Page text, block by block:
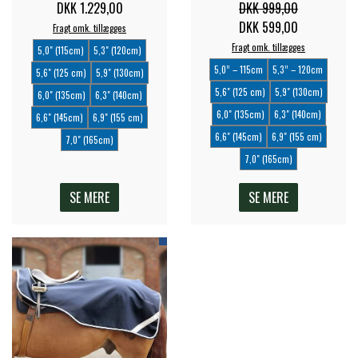
TERAPI PRODUKTER
HUER & HALSTØRKLÆDER
GAVEARTIKLER VOKSNE
INSEKTBESKYTTELSE
HESTEBOLCHER & TREATS
TILSKUD & VITAMINER
SKO & SMEDEVÆRKTØJ
TRAVDÆKKEN & TILBEHØR
SKO & VÆRKTØJ
VOGNE & TILBEHØR
PONYTRAV
MONTÉ
GALOP
PREMIER EQUINE LINERS & DÆKKEN
TILBEHØR
PREMIER EQUINE WALKER & RIDEDÆKKEN
PREMIER EQUINE INSEKTBESKYTTELSE
PREMIER EQUINE MAGNET & INFRARØD
TERAPI
PREMIER EQUINE GRIMER & TRÆKTOV
PREMIER EQUINE TRENSE & TILBEHØR
CARR & DAY & MARTIN
FENWICK LIQUID TITANIUM®
FINNTACK
DKK 1.229,00
Fragt omk. tillægges
5,0" (115cm)
5,3" (120cm)
5,6" (125 cm)
5,9" (130cm)
6,0" (135cm)
6,3" (140cm)
6,6" (145cm)
6,9" (155 cm)
7,0" (165cm)
SE MERE
DKK 999,00
DKK 599,00
Fragt omk. tillægges
5,0” – 115cm
5,3” – 120cm
5,6" (125 cm)
5,9" (130cm)
6,0" (135cm)
6,3" (140cm)
6,6" (145cm)
6,9" (155 cm)
7,0" (165cm)
SE MERE